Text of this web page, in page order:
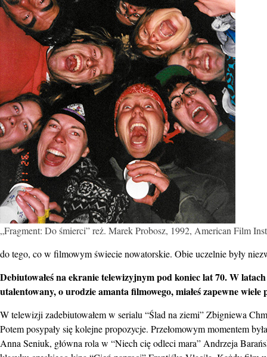
„Fragment: Do śmierci” reż. Marek Probosz, 1992, American Film
do tego, co w filmowym świecie nowatorskie. Obie uczelnie były
Debiutowałeś na ekranie telewizyjnym pod koniec lat 70. W
utalentowany, o urodzie amanta filmowego, miałeś zapewne
W telewizji zadebiutowałem w serialu “Ślad na ziemi” Zbigniewa
Potem posypały się kolejne propozycje. Przełomowym momentem
Anna Seniuk, główna rola w “Niech cię odleci mara” Andrzeja